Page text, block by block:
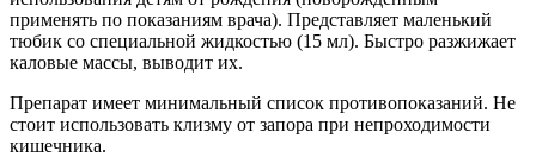
применять по показаниям врача). Представляет маленький
тюбик со специальной жидкостью (15 мл). Быстро разжижает
каловые массы, выводит их.
Препарат имеет минимальный список противопоказаний. Не
стоит использовать клизму от запора при непроходимости
кишечника.